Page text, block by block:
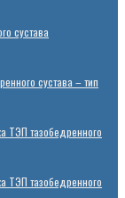
сустава
сустава – тип
ТЭП тазобедренного
ТЭП тазобедренного